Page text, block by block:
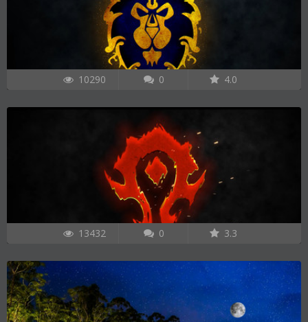
10290 0 4.0
13432 0 3.3